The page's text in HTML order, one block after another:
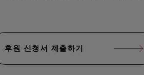
후원 신청서 제출하기